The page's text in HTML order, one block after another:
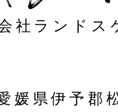
媛県伊予郡
社ランドス